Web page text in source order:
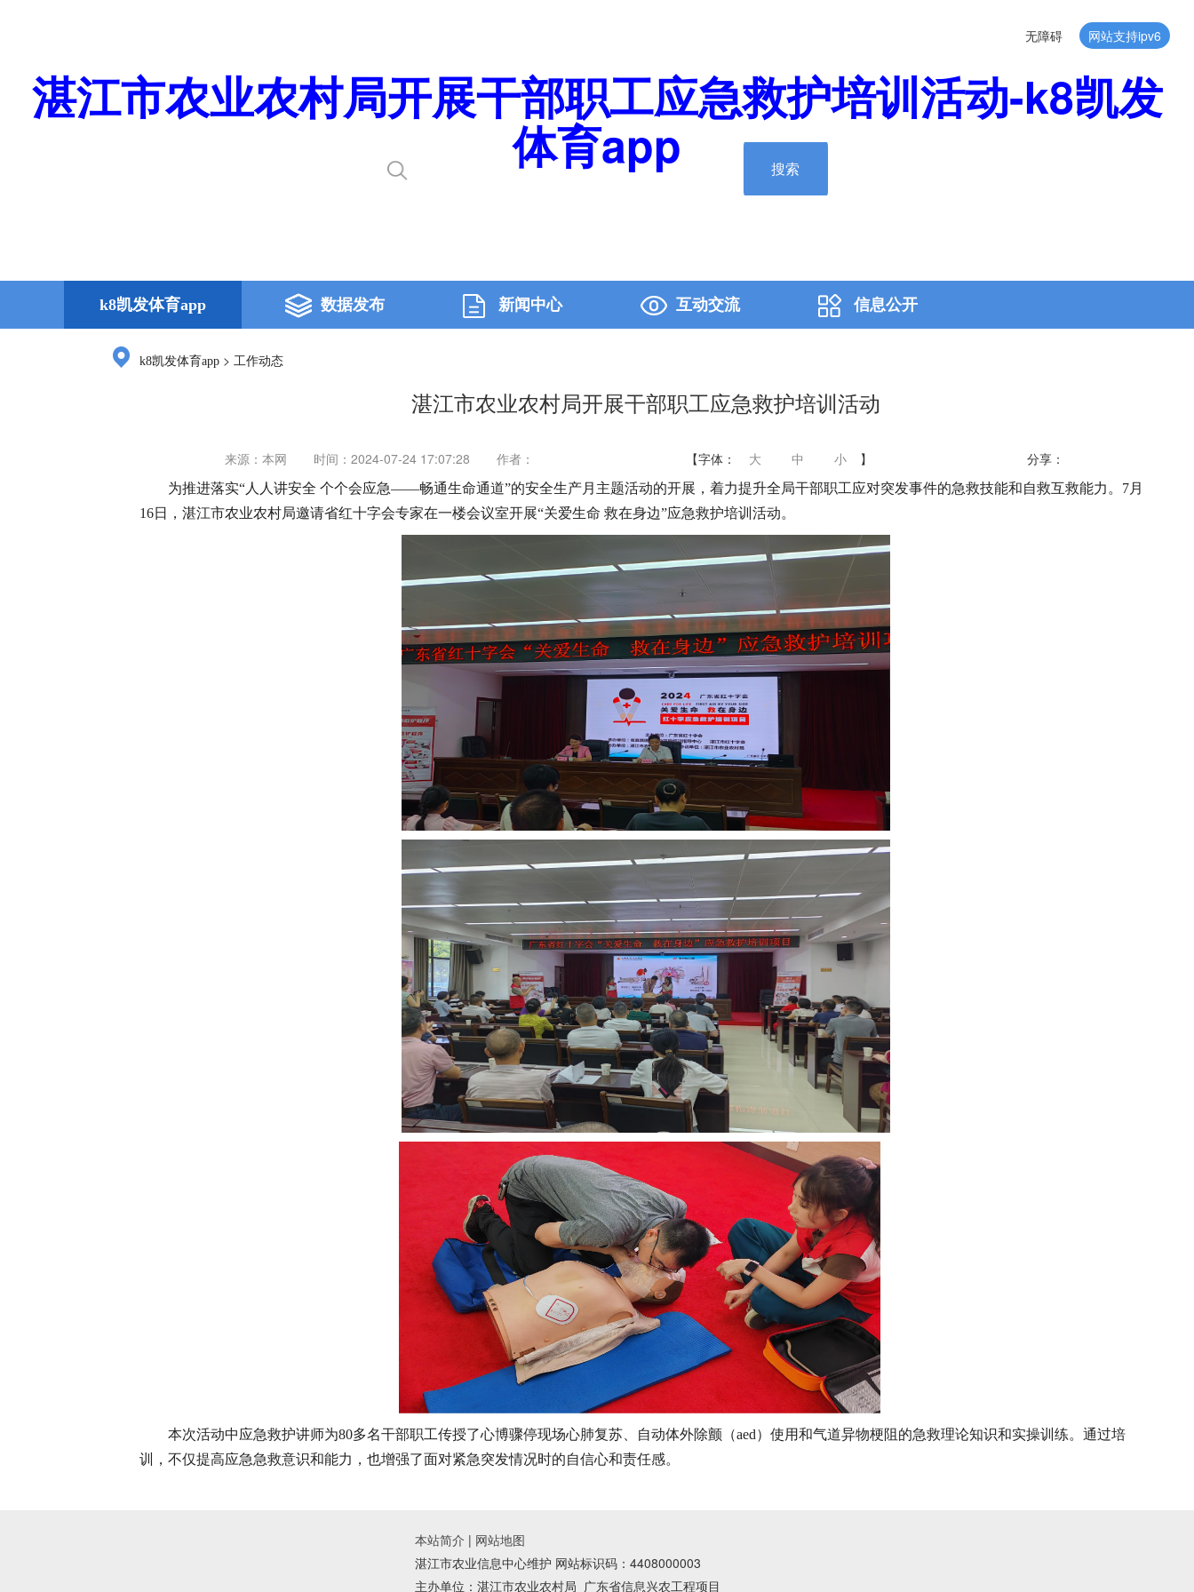
无障碍 网站支持ipv6
湛江市农业农村局开展干部职工应急救护培训活动-k8凯发
体育app 搜索
k8凯发体育app 数据发布 新闻中心 互动交流 信息公开
k8凯发体育app > 工作动态
湛江市农业农村局开展干部职工应急救护培训活动
来源：本网 时间：2024-07-24 17:07:28 作者： 【字体： 大 中 小 】 分享：
为推进落实“人人讲安全 个个会应急——畅通生命通道”的安全生产月主题活动的开展，着力提升全局干部职工应对突发事件的急救技能和自救互救能力。7月
16日，湛江市农业农村局邀请省红十字会专家在一楼会议室开展“关爱生命 救在身边”应急救护培训活动。
本次活动中应急救护讲师为80多名干部职工传授了心博骤停现场心肺复苏、自动体外除颤（aed）使用和气道异物梗阻的急救理论知识和实操训练。通过培
训，不仅提高应急急救意识和能力，也增强了面对紧急突发情况时的自信心和责任感。
本站简介 | 网站地图
湛江市农业信息中心维护 网站标识码：4408000003
主办单位：湛江市农业农村局 广东省信息兴农工程项目